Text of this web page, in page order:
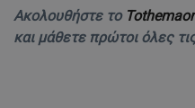
Ακολουθήστε το
και μάθετε πρώτοι όλες